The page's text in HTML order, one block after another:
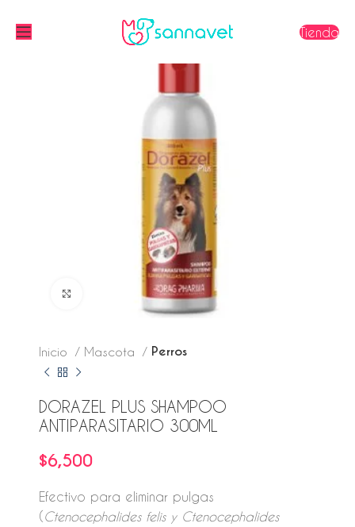
Tienda
Click to enlarge
Inicio Mascota Perros
DORAZEL PLUS SHAMPOO
ANTIPARASITARIO 300ML
$6,500
Efectivo para eliminar pulgas
(Ctenocephalides felis y Ctenocephalides